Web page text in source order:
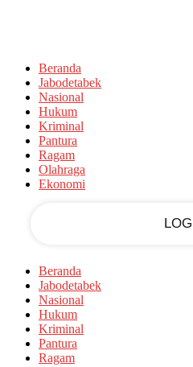
Beranda
Jabodetabek
Nasional
Hukum
Kriminal
Pantura
Ragam
Olahraga
Ekonomi
your password
Beranda
Jabodetabek
Nasional
Hukum
Kriminal
Pantura
Ragam